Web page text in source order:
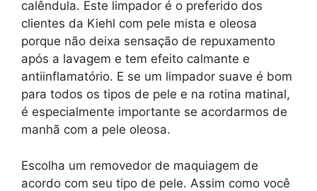
calêndula. Este limpador é o preferido dos
clientes da Kiehl com pele mista e oleosa
porque não deixa sensação de repuxamento
após a lavagem e tem efeito calmante e
antiinflamatório. E se um limpador suave é bom
para todos os tipos de pele e na rotina matinal,
é especialmente importante se acordarmos de
manhã com a pele oleosa.
Escolha um removedor de maquiagem de
acordo com seu tipo de pele. Assim como você